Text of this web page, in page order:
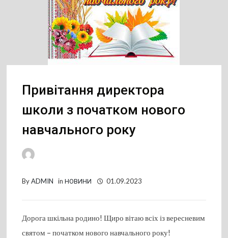
Привітання директора
школи з початком нового
навчального року
ByADMIN inНОВИНИ 01.09.2023
Дорога шкільна родино! Щиро вітаю всіх із вересневим
святом – початком нового навчального року!